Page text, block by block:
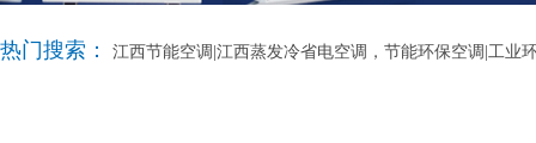
热门搜索： 江西节能空调|江西蒸发冷省电空调，节能环保空调|工业